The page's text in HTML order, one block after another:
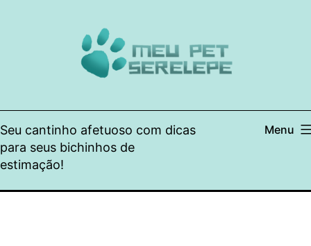
Seu cantinho afetuoso com dicas
para seus bichinhos de
estimação!
Menu